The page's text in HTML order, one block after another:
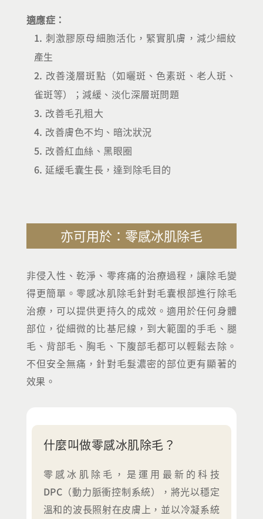
適應症：
刺激膠原母細胞活化，緊實肌膚，減少細紋
產生
改善淺層斑點（如曬斑、色素斑、老人斑、
雀斑等）；減緩、淡化深層斑問題
改善毛孔粗大
改善膚色不均、暗沈狀況
改善紅血絲、黑眼圈
延緩毛囊生長，達到除毛目的
亦可用於：零感冰肌除毛
非侵入性、乾淨、零疼痛的治療過程，讓除毛變
得更簡單。零感冰肌除毛針對毛囊根部進行除毛
治療，可以提供更持久的成效。適用於任何身體
部位，從細微的比基尼線，到大範圍的手毛、腿
毛、背部毛、胸毛、下腹部毛都可以輕鬆去除。
不但安全無痛，針對毛髮濃密的部位更有顯著的
效果。
什麼叫做零感冰肌除毛？
零感冰肌除毛，是運用最新的科技
DPC（動力脈衝控制系統），將光以穩定
溫和的波長照射在皮膚上，並以冷凝系統